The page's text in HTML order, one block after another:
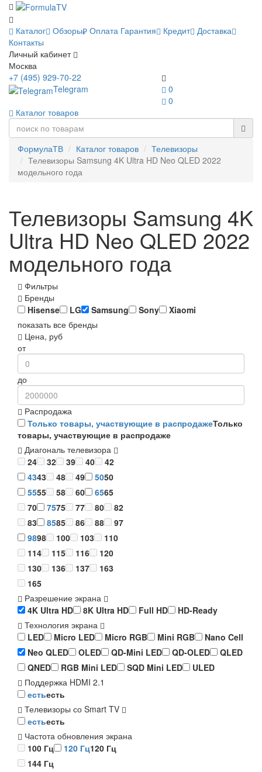
Каталог Обзоры Оплата Гарантия Кредит Доставка
Контакты
Личный кабинет
Москва
0
0
+7 (495) 929-70-22
Telegram
Каталог товаров
ФормулаТВ Каталог товаров
Телевизоры
Телевизоры Samsung 4K Ultra HD Neo QLED 2022
модельного года
Телевизоры Samsung 4K
Ultra HD Neo QLED 2022
модельного года
Фильтры
Бренды
Hisense
LG Samsung Sony
Xiaomi
показать все бренды
Цена, руб
от
до
Распродажа
Только товары, участвующие в распродажеТолько
товары, участвующие в распродаже
Диагональ телевизора
24
32 39 40
42
4343 48 49 5050
5555 58 60 6565
70
7575 77 80
82
83
8585 86 88
97
9898 100 103
110
114
115 116
120
130
136 137
163
165
Разрешение экрана
4K Ultra HD
8K Ultra HD Full HD
HD-Ready
Технология экрана
LED
Micro LED Micro RGB Mini RGB
Nano Cell
Neo QLED
OLED QD-Mini LED QD-OLED
QLED
QNED
RGB Mini LED SQD Mini LED
ULED
Поддержка HDMI 2.1
естьесть
Телевизоры со Smart TV
естьесть
Частота обновления экрана
100 Гц
120 Гц120 Гц
144 Гц